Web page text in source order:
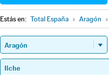
Estás en: Total España » Aragón »